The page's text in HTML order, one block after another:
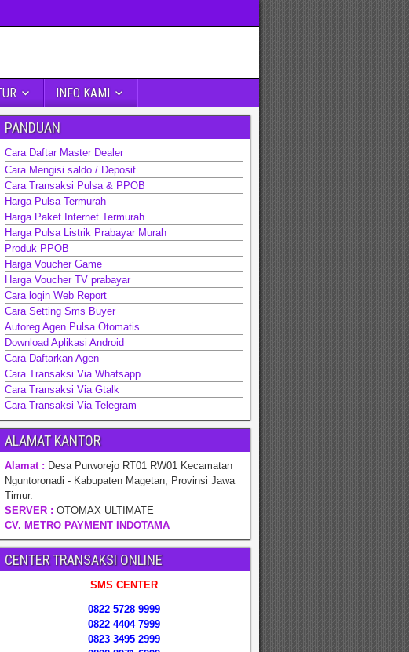
INFO KAMI
PANDUAN
Cara Daftar Master Dealer
Cara Mengisi saldo / Deposit
Cara Transaksi Pulsa & PPOB
Harga Pulsa Termurah
Harga Paket Internet Termurah
Harga Pulsa Listrik Prabayar Murah
Produk PPOB
Harga Voucher Game
Harga Voucher TV prabayar
Cara login Web Report
Cara Setting Sms Buyer
Autoreg Agen Pulsa Otomatis
Download Aplikasi Android
Cara Daftarkan Agen
Cara Transaksi Via Whatsapp
Cara Transaksi Via Gtalk
Cara Transaksi Via Telegram
ALAMAT KANTOR
Alamat : Desa Purworejo RT01 RW01 Kecamatan
Nguntoronadi - Kabupaten Magetan, Provinsi Jawa
Timur.
SERVER : OTOMAX ULTIMATE
CV. METRO PAYMENT INDOTAMA
CENTER TRANSAKSI ONLINE
SMS CENTER
0822 5728 9999
0822 4404 7999
0823 3495 2999